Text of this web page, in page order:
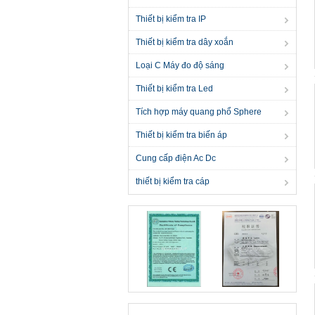
Thiết bị kiểm tra IP
Thiết bị kiểm tra dây xoắn
Loại C Máy đo độ sáng
Thiết bị kiểm tra Led
Tích hợp máy quang phổ Sphere
Thiết bị kiểm tra biến áp
Cung cấp điện Ac Dc
thiết bị kiểm tra cáp